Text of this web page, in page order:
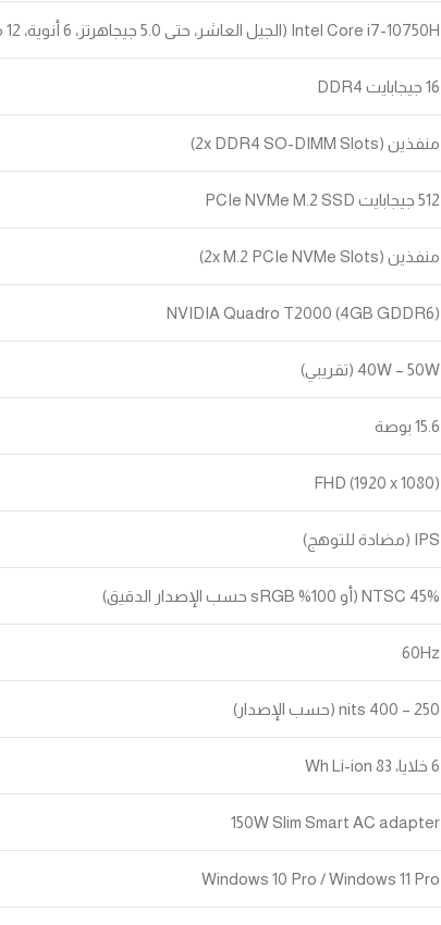
Intel Core i7-10750H (الجيل العاشر، حتى 5.0 جيجاهرتز، 6 أنوية، 12 مسار)
16 جيجابايت DDR4
منفذين (2x DDR4 SO-DIMM Slots)
512 جيجابايت PCIe NVMe M.2 SSD
منفذين (2x M.2 PCIe NVMe Slots)
NVIDIA Quadro T2000 (4GB GDDR6)
40W – 50W (تقريبي)
15.6 بوصة
FHD (1920 x 1080)
IPS (مضادة للتوهج)
45% NTSC (أو 100% sRGB حسب الإصدار الدقيق)
60Hz
250 – 400 nits (حسب الإصدار)
6 خلايا، 83 Wh Li-ion
150W Slim Smart AC adapter
Windows 10 Pro / Windows 11 Pro